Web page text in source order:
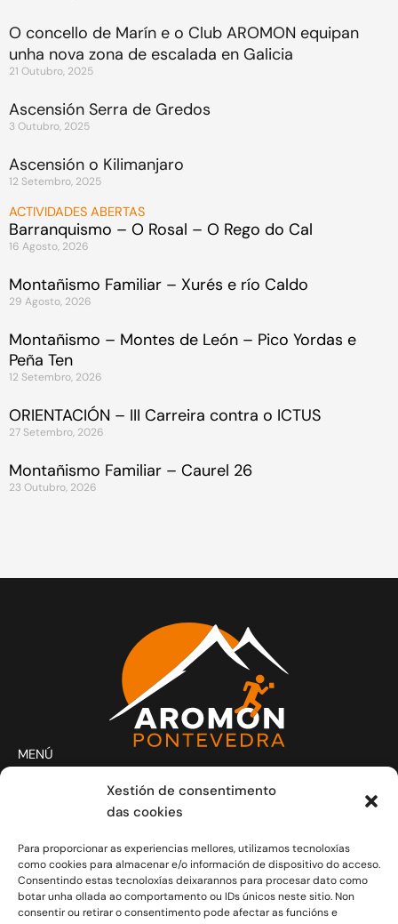
Xestión de consentimento
das cookies
Para proporcionar as experiencias mellores, utilizamos tecnoloxías
como cookies para almacenar e/o información de dispositivo do acceso.
Consentindo estas tecnoloxías deixarannos para procesar dato como
botar unha ollada ao comportamento ou IDs únicos neste sitio. Non
consentir ou retirar o consentimento pode afectar as funcións e
O concello de Marín e o Club AROMON equipan
unha nova zona de escalada en Galicia
21 Outubro, 2025
Ascensión Serra de Gredos
3 Outubro, 2025
Ascensión o Kilimanjaro
12 Setembro, 2025
ACTIVIDADES ABERTAS
Barranquismo – O Rosal – O Rego do Cal
16 Agosto, 2026
Montañismo Familiar – Xurés e río Caldo
29 Agosto, 2026
Montañismo – Montes de León – Pico Yordas e
Peña Ten
12 Setembro, 2026
ORIENTACIÓN – III Carreira contra o ICTUS
27 Setembro, 2026
Montañismo Familiar – Caurel 26
23 Outubro, 2026
MENÚ
Actividades
Novas
CONTACTO
Xoves e Venres laborais de 20.30h a 21.30h.